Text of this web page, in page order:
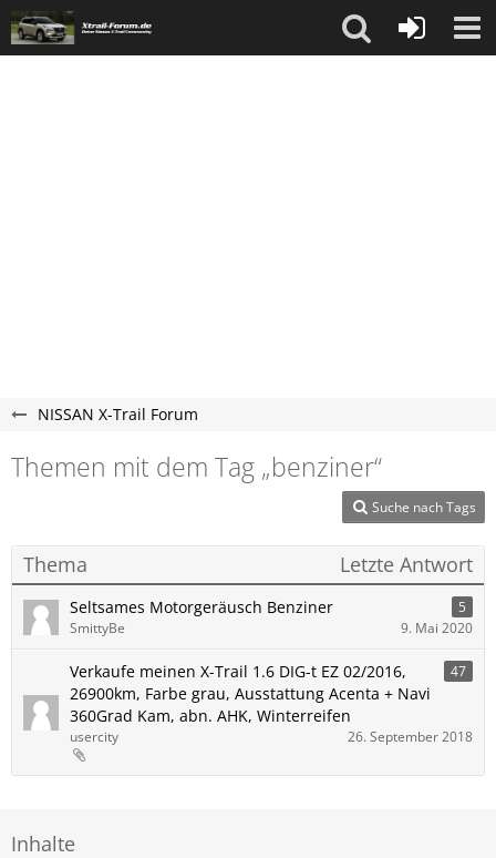
NISSAN X-Trail Forum
Themen mit dem Tag „benziner“
Suche nach Tags
Thema Letzte Antwort
Seltsames Motorgeräusch Benziner
5
SmittyBe
9. Mai 2020
Verkaufe meinen X-Trail 1.6 DIG-t EZ 02/2016,
26900km, Farbe grau, Ausstattung Acenta + Navi
360Grad Kam, abn. AHK, Winterreifen
47
usercity 26. September 2018
Inhalte